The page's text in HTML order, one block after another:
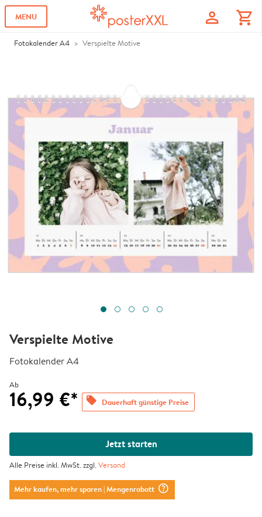
MENU profile shopping_cart
Fotokalender A4 Verspielte Motive
Verspielte Motive
Fotokalender A4
Ab
16,99 €* offers Dauerhaft günstige Preise
Jetzt starten
Alle Preise inkl. MwSt. zzgl.Versand
Mehr kaufen, mehr sparen| Mengenrabatt question_mark_circle